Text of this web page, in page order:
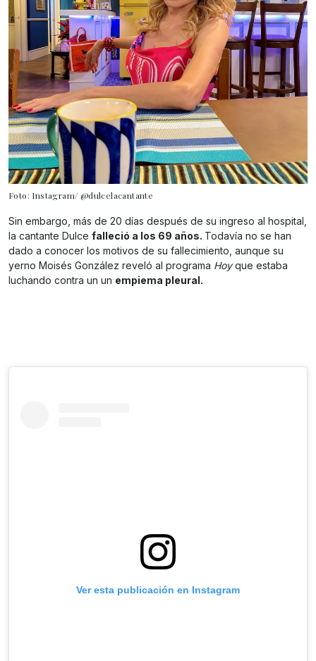
Foto: Instagram/ @dulcelacantante
Sin embargo, más de 20 días después de su ingreso al hospital,
la cantante Dulce falleció a los 69 años. Todavía no se han
dado a conocer los motivos de su fallecimiento, aunque su
yerno Moisés González reveló al programa Hoyque estaba
luchando contra un un empiema pleural.
Ver esta publicación en Instagram